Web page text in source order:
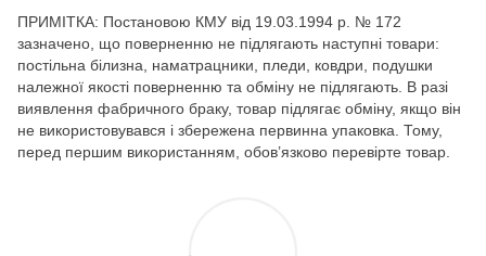
ПРИМІТКА: Постановою КМУ від 19.03.1994 р. № 172
зазначено, що поверненню не підлягають наступні товари:
постільна білизна, наматрацники, пледи, ковдри, подушки
належної якості поверненню та обміну не підлягають. В разі
виявлення фабричного браку, товар підлягає обміну, якщо він
не використовувався і збережена первинна упаковка. Тому,
перед першим використанням, обов’язково перевірте товар.